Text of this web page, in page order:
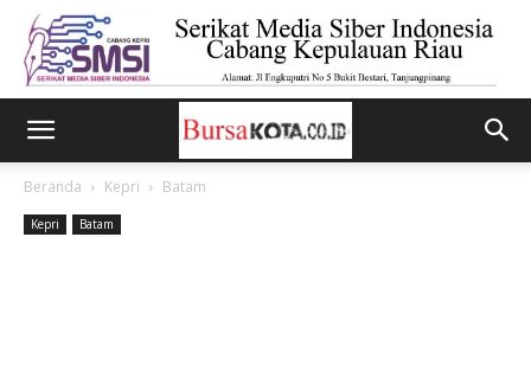
Beranda Kepri Batam
Kepri Batam